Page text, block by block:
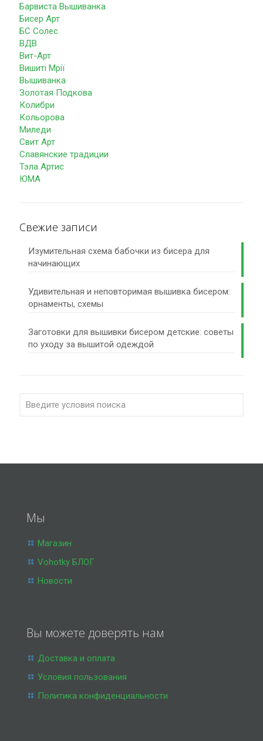
Барвиста Вышиванка
Бисер Арт
БС Солес
ВДВ
Вит-Арт
Вишиті Мрії
Вышиванка
Золотая Подкова
Колибри
Кольорова
Миледи
Свит Арт
Славянские традиции
Тэла Артис
ЮМА
Свежие записи
Изумительная схема бабочки из бисера для
начинающих
Удивительная и неповторимая вышивка бисером:
орнаменты, схемы
Заготовки для вышивки бисером детские: советы
по уходу за вышитой одеждой
Мы
Магазин
Vohotky БЛОГ
Новости
Вы можете доверять нам
Доставка и оплата
Условия пользования
Политика конфиденциальности